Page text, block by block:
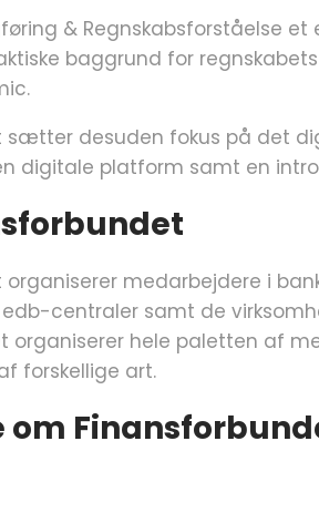
& Regnskabsforståelse
baggrund for
sætter desuden fokus på det
digitale platform samt en
organiserer medarbejdere i
centraler samt de
organiserer hele paletten af
forskellige art.
om